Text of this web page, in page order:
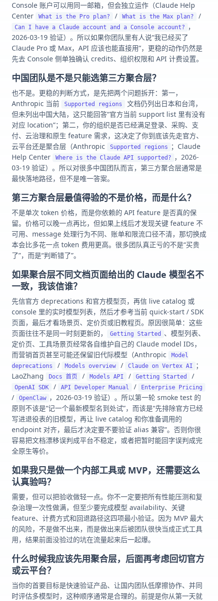
Console 账户可以用同一邮箱，但会独立运作（Claude Help
Center
What is the Pro plan? / What is the Max plan? /
Can I have a Claude account and a Console account?
，
2026-03-19 验证）。所以如果你团队里有人说“我已经买了
Claude Pro 或 Max，API 应该也能直接用”，更稳的动作仍然是
先去 Console 侧单独确认 credits、组织权限和 API 计费设置。
中国团队是不是只能选第三方聚合层？
也不是。更稳的判断方式，是先把两个问题拆开：第一，
Anthropic 当前
Supported regions
文档仍列出日本和台湾，
但未列出中国大陆，这只能回答“官方当前 support list 里有没有
对应 location”；第二，你的组织是否已经满足登录、采购、支
付、云治理和原生 feature 需求，这决定了你到底该先走官方、
云平台还是聚合层（Anthropic
Supported regions
；Claude
Help Center
Where is the Claude API supported?
，2026-
03-19 验证）。所以对很多中国团队而言，第三方聚合层通常是
最快落地路径，但不是唯一答案。
第三方聚合层最值得验的不是价格，而是什么？
不是单次 token 价格，而是你依赖的 API feature 是否真的保
留。价格可以晚一点再比，但如果上线后才发现关键 feature 不
可用、message 处理行为不同、账单和限流口径不清，那切换成
本会比多花一点 token 费用更高。很多团队真正亏的不是“买贵
了”，而是“判断错了”。
如果聚合层不同文档页面给出的 Claude 模型名不
一致，我该信谁？
先信官方 deprecations 和官方模型页，再信 live catalog 或
console 里的实时模型列表，然后才参考当前 quick-start / SDK
页面，最后才看场景页、定价页或旧教程页。原因很简单：这些
页面往往不是同一时刻更新的，
Getting Started
、模型列表、
定价页、工具场景页经常各自维护自己的 Claude model IDs，
而营销首页甚至可能还保留旧代际模型（Anthropic
Model
deprecations
/ Models overview / Claude on Vertex AI
；
LaoZhang
Docs 首页 / Models API / Getting Started /
OpenAI SDK / API Developer Manual / Enterprise Pricing
/ OpenClaw ，2026-03-19 验证）。所以第一轮 smoke test 的
原则不该是“记一个最新模型名到处试”，而该是“先排除官方已经
写进退役表的旧模型，再让 live catalog 和你准备调用的
endpoint 对齐，最后才决定要不要验证 alias 兼容”。否则你很
容易把文档漂移误判成平台不稳定，或者把暂时能回字误判成完
全原生等价。
如果我只是做一个内部工具或 MVP，还需要这么
认真验吗？
需要，但可以把验收做轻一点。你不一定要把所有性能压测和复
杂治理一次性做满，但至少要完成模型 availability、关键
feature、计费方式和回退路径这四项最小验证。因为 MVP 最大
的风险，不是做不出来，而是做出来后被团队很快当成正式工具
用，结果前面没验过的坑在流量起来后一起爆。
什么时候我应该先用聚合层，后面再考虑回切官方
或云平台？
当你的首要目标是快速验证产品、让国内团队低摩擦协作、并同
时评估多模型时，这种顺序通常是合理的。前提是你从第一天就